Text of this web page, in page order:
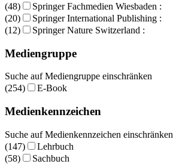
(48)
Springer Fachmedien Wiesbaden :
(20)
Springer International Publishing :
(12)
Springer Nature Switzerland :
Mediengruppe
Suche auf Mediengruppe einschränken
(254)
E-Book
Medienkennzeichen
Suche auf Medienkennzeichen einschränken
(147)
Lehrbuch
(58)
Sachbuch